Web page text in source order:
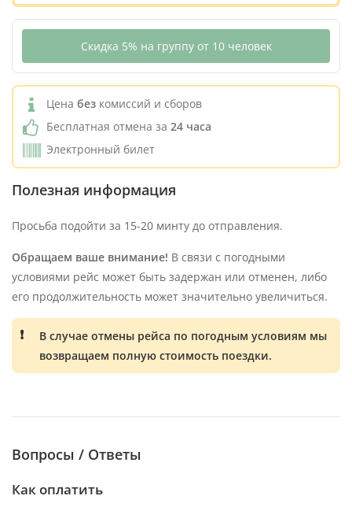
Скидка 5% на группу от 10 человек
Цена без комиссий и сборов
Бесплатная отмена за 24 часа
Электронный билет
Полезная информация
Просьба подойти за 15-20 минту до отправления.
Обращаем ваше внимание! В связи с погодными
условиями рейс может быть задержан или отменен, либо
его продолжительность может значительно увеличиться.
В случае отмены рейса по погодным условиям мы
возвращаем полную стоимость поездки.
Вопросы / Ответы
Как оплатить